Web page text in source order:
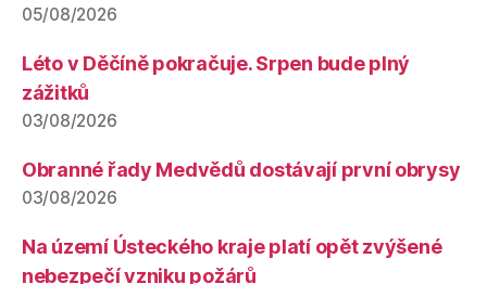
05/08/2026
Léto v Děčíně pokračuje. Srpen bude plný
zážitků
03/08/2026
Obranné řady Medvědů dostávají první obrysy
03/08/2026
Na území Ústeckého kraje platí opět zvýšené
nebezpečí vzniku požárů